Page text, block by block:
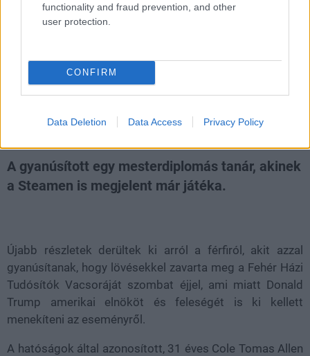
functionality and fraud prevention, and other
user protection.
CONFIRM
Data Deletion Data Access Privacy Policy
Egy indie játékfejlesztőt
tegnapi lövöldözéssel
2026 április 26. 10:30
A gyanúsított egy mesterdiplomás tanár, akinek
a Steamen is megjelent már játéka.
Újabb részletek derültek ki arról a férfiról, akit azzal
gyanúsítanak, hogy lövésekkel zavarta meg a Fehér Házi
Tudósítók Vacsoráját szombat éjjel, ami miatt Donald
Trump amerikai elnököt és feleségét is ki kellett
menekíteni az eseményről.
A hatóságok által azonosított, 31 éves Cole Tomas Allen